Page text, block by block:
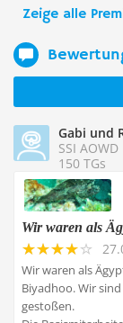
Zeige alle
Gabi und
SSI AOWD
150 TGs
Wir waren als
Wir waren als
Biyadhoo. Wir
gestoßen.